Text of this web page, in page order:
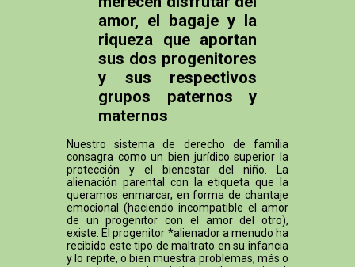
amor, el bagaje y la
riqueza que aportan
sus dos progenitores
y sus respectivos
grupos paternos y
maternos
Nuestro sistema de derecho de familia
consagra como un bien jurídico superior la
protección y el bienestar del niño. La
alienación parental con la etiqueta que la
queramos enmarcar, en forma de chantaje
emocional (haciendo incompatible el amor
de un progenitor con el amor del otro),
existe. El progenitor *alienador a menudo ha
recibido este tipo de maltrato en su infancia
y lo repite, o bien muestra problemas, más o